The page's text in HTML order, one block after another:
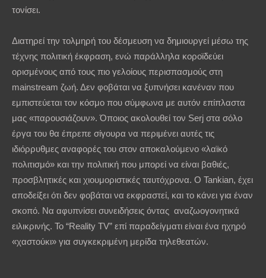
τονίσει.
Διατηρεί την τολμηρή του δέσμευση να δημιουργεί μέσω της
τέχνης πολιτική έκφραση, ενώ παράλληλα κοροϊδεύει
ορισμένους από τους πιο γελοίους περισπασμούς στη
mainstream ζωή. Δεν φοβάται να ξυπνήσει κανέναν που
εμπιστεύεται τον κόσμο που σύμφωνα με αυτόν επίπλαστα
μας «παρουσιάζουν». Όποιος ακολουθεί τον Serj στα σόλο
έργα του θα έπρεπε σίγουρα να περιμένει αυτές τις
ιδιόρρυθμες αναφορές του στον αποκαλούμενο «λαϊκό
πολιτισμό» και την πολιτική που μπορεί να είναι βαθιές,
προσβλητικές και χιουμοριστικές ταυτόχρονα. Ο Tankian, έχει
αποδείξει ότι δεν φοβάται να εκφραστεί, και το κάνει για έναν
σκοπό. Να αφυπνίσει συνειδήσεις όντας αναζωογονητικά
ειλικρινής. Το “Reality TV” επί παραδείγματι είναι ένα ηχηρό
«χαστούκι» για συγκεκριμένη μερίδα τηλεθεατών.